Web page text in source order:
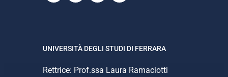
UNIVERSITÀ DEGLI STUDI DI FERRARA
Rettrice: Prof.ssa Laura Ramaciotti